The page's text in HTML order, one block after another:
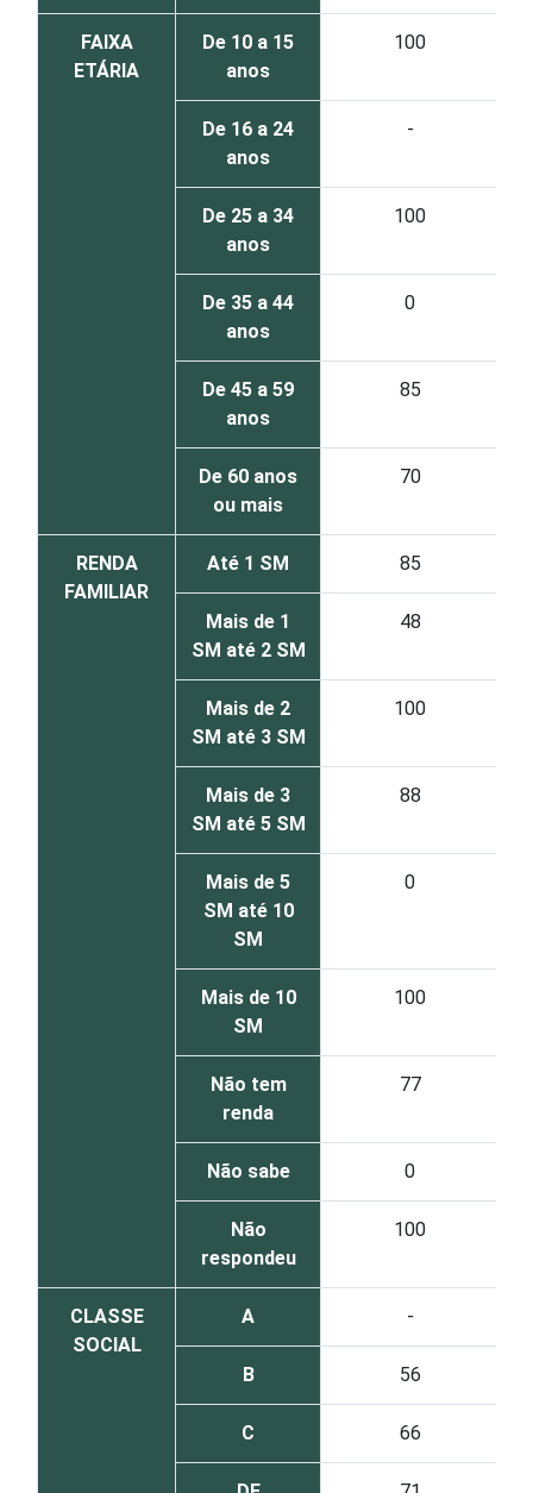
FAIXA
ETÁRIA
De 10 a 15
anos
100
De 16 a 24
anos
-
De 25 a 34
anos
100
De 35 a 44
anos
0
De 45 a 59
anos
85
De 60 anos
ou mais
70
RENDA
FAMILIAR
Até 1 SM 85
Mais de 1
SM até 2 SM
48
Mais de 2
SM até 3 SM
100
Mais de 3
SM até 5 SM
88
Mais de 5
SM até 10
SM
0
Mais de 10
SM
100
Não tem
renda
77
Não sabe 0
Não
respondeu
100
CLASSE
SOCIAL
A -
B 56
C 66